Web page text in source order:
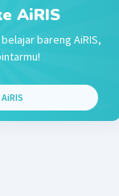
AiRIS
bareng AiRIS,